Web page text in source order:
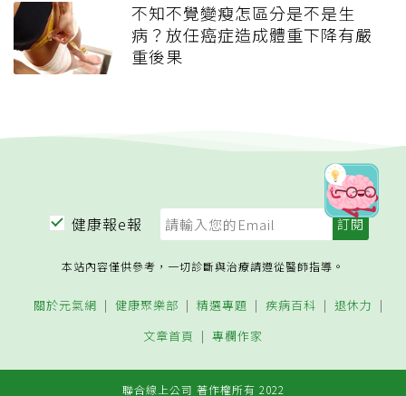
不知不覺變瘦怎區分是不是生
病？放任癌症造成體重下降有嚴
重後果
健康報e報
本站內容僅供參考，一切診斷與治療請遵從醫師指導。
關於元氣網 健康聚樂部 精選專題 疾病百科
退休力
文章首頁
專欄作家
聯合線上公司 著作權所有 2022